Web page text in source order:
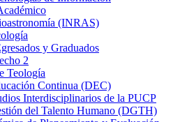
(INRAS)
y Graduados
2
Teología
Continua (DEC)
Interdisciplinarios de la PUCP
del Talento Humano (DGTH)